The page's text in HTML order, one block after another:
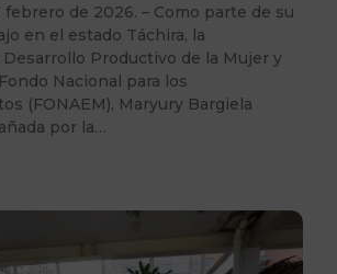
febrero de 2026. – Como parte de su
en el estado Táchira, la
Productivo de la Mujer y
Nacional para los
(FONAEM), Maryury Bargiela
por la…